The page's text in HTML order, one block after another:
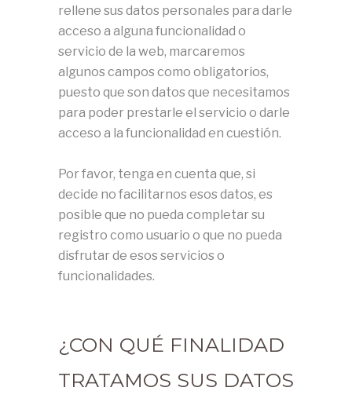
rellene sus datos personales para darle
acceso a alguna funcionalidad o
servicio de la web, marcaremos
algunos campos como obligatorios,
puesto que son datos que necesitamos
para poder prestarle el servicio o darle
acceso a la funcionalidad en cuestión.
Por favor, tenga en cuenta que, si
decide no facilitarnos esos datos, es
posible que no pueda completar su
registro como usuario o que no pueda
disfrutar de esos servicios o
funcionalidades.
¿CON QUÉ FINALIDAD
TRATAMOS SUS DATOS